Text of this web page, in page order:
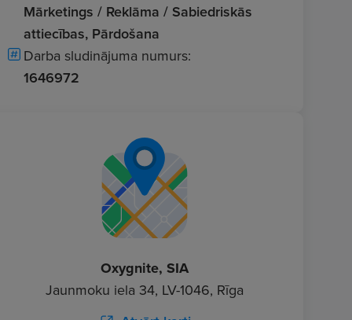
Mārketings / Reklāma / Sabiedriskās
attiecības, Pārdošana
Darba sludinājuma numurs:
1646972
Oxygnite, SIA
Jaunmoku iela 34, LV-1046, Rīga